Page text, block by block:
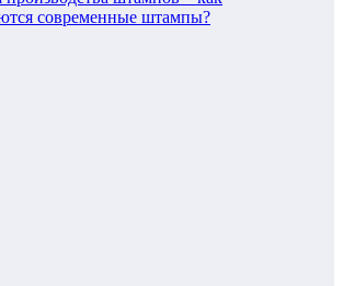
современные штампы?